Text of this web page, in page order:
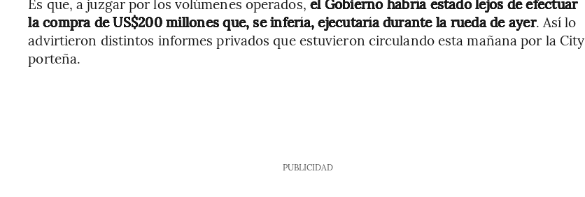
Es que, a juzgar por los volúmenes operados, el Gobierno habría estado lejos de efectuar
la compra de US$200 millones que, se infería, ejecutaría durante la rueda de ayer. Así lo
advirtieron distintos informes privados que estuvieron circulando esta mañana por la City
porteña.
PUBLICIDAD